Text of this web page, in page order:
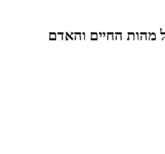
מהות החיים והאדם